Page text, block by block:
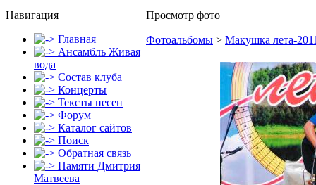
Навигация
Главная
Ансамбль Живая
вода
Состав клуба
Концерты
Тексты песен
Форум
Каталог сайтов
Поиск
Обратная связь
Памяти Дмитрия
Матвеева
Просмотр фото
Фотоальбомы > Макушка лета-